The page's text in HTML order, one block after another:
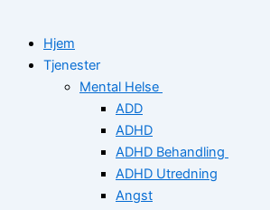
Hjem
Tjenester
Mental Helse
ADD
ADHD
ADHD Behandling
ADHD Utredning
Angst